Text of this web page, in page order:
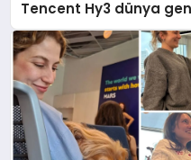
Tencent Hy3 dünya